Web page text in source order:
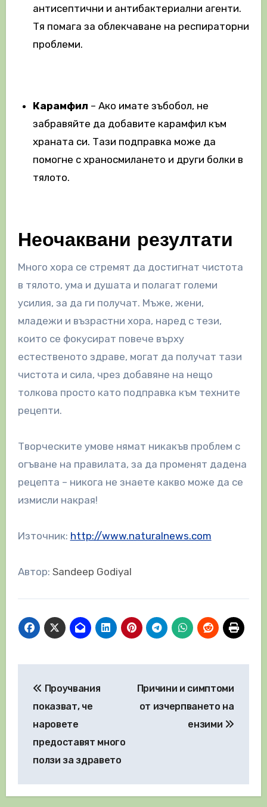
антисептични и антибактериални агенти.
Тя помага за облекчаване на респираторни
проблеми.
Карамфил – Ако имате зъбобол, не
забравяйте да добавите карамфил към
храната си. Тази подправка може да
помогне с храносмилането и други болки в
тялото.
Неочаквани резултати
Много хора се стремят да достигнат чистота
в тялото, ума и душата и полагат големи
усилия, за да ги получат. Мъже, жени,
младежи и възрастни хора, наред с тези,
които се фокусират повече върху
естественото здраве, могат да получат тази
чистота и сила, чрез добавяне на нещо
толкова просто като подправка към техните
рецепти.
Творческите умове нямат никакъв проблем с
огъване на правилата, за да променят дадена
рецепта – никога не знаете какво може да се
измисли накрая!
Източник: http://www.naturalnews.com
Автор: Sandeep Godiyal
Проучвания
показват, че
наровете
предоставят много
ползи за здравето
Причини и симптоми
от изчерпването на
ензими